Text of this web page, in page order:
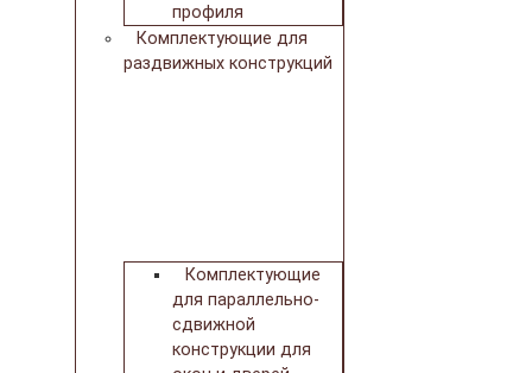
профиля
Комплектующие для
раздвижных конструкций
Комплектующие
для параллельно-
сдвижной
конструкции для